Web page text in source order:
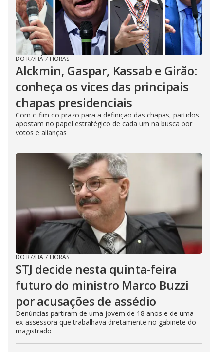
DO R7/HÁ 7 HORAS
Alckmin, Gaspar, Kassab e Girão:
conheça os vices das principais
chapas presidenciais
Com o fim do prazo para a definição das chapas, partidos
apostam no papel estratégico de cada um na busca por
votos e alianças
DO R7/HÁ 7 HORAS
STJ decide nesta quinta-feira
futuro do ministro Marco Buzzi
por acusações de assédio
Denúncias partiram de uma jovem de 18 anos e de uma
ex-assessora que trabalhava diretamente no gabinete do
magistrado